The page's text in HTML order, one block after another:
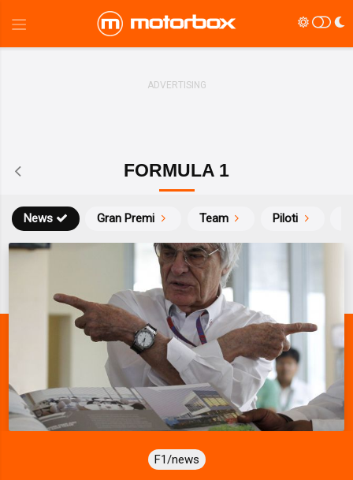
FORMULA 1
News Gran Premi Team Piloti
F1/news